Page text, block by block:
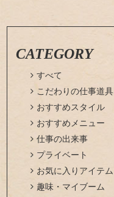
CATEGORY
 すべて
 こだわりの仕事道具
 おすすめスタイル
 おすすめメニュー
 仕事の出来事
 プライベート
 お気に入りアイテム
 趣味・マイブーム